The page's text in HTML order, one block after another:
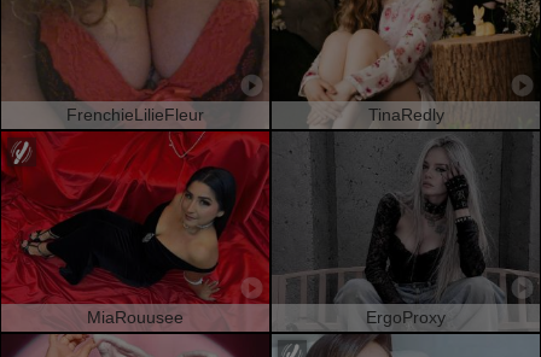
FrenchieLilieFleur TinaRedly
MiaRouusee ErgoProxy